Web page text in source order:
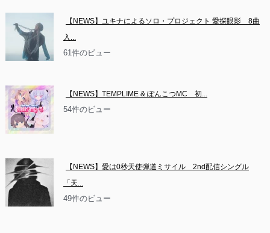
【NEWS】ユキナによるソロ・プロジェクト 愛探眼影　8曲
入...
61件のビュー
【NEWS】TEMPLIME & ぽんこつMC　初...
54件のビュー
【NEWS】愛は0秒天使弾道ミサイル　2nd配信シングル
「天...
49件のビュー